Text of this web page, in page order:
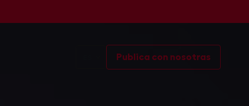
Publica con nosotras